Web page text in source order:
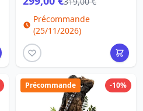
Précommande
(25/11/2026)
-10%
Précommande